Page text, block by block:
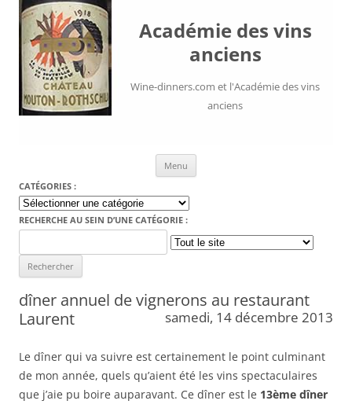
Académie des vins
anciens
Wine-dinners.com et l'Académie des vins
anciens
Menu
CATÉGORIES :
Catégories
:
RECHERCHE AU SEIN D’UNE CATÉGORIE :
for:
dîner annuel de vignerons au restaurant
Laurent
samedi, 14 décembre 2013
Le dîner qui va suivre est certainement le point culminant
de mon année, quels qu’aient été les vins spectaculaires
que j’aie pu boire auparavant. Ce dîner est le 13ème dîner